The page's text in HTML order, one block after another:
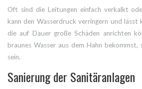
Oft sind die Leitungen einfach verkalkt
kann den Wasserdruck verringern und lässt
die auf Dauer große Schäden anrichten
braunes Wasser aus dem Hahn bekommst,
sein.
Sanierung der Sanitäranlagen